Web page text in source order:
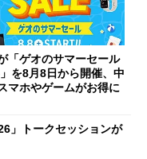
「ゲオのサマーセール
を8月8日から開催、中
マホやゲームがお得に
」トークセッションが